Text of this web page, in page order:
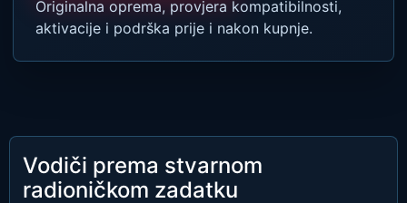
Originalna oprema, provjera kompatibilnosti,
aktivacije i podrška prije i nakon kupnje.
Vodiči prema stvarnom
radioničkom zadatku